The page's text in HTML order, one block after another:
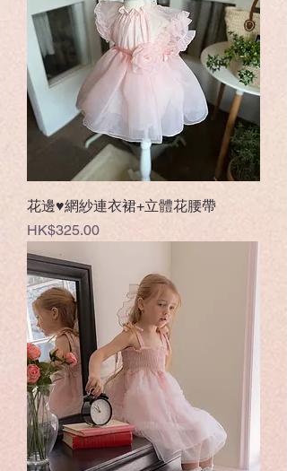
花邊♥網紗連衣裙+立體花腰帶
價格
HK$325.00